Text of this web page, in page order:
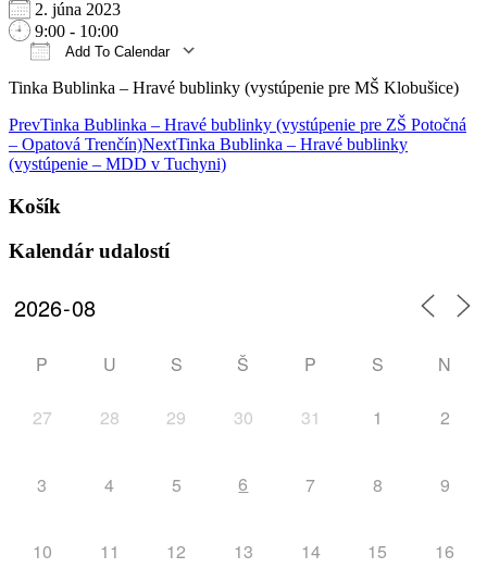
2. júna 2023
9:00 - 10:00
Add To Calendar
Download ICSGoogle Calendar
iCalendarOffice 365Outlook Live
Tinka Bublinka – Hravé bublinky (vystúpenie pre MŠ Klobušice)
Post
navigation
PrevTinka Bublinka – Hravé bublinky (vystúpenie pre ZŠ Potočná
– Opatová Trenčín)NextTinka Bublinka – Hravé bublinky
(vystúpenie – MDD v Tuchyni)
Košík
Kalendár udalostí
P U S Š P S N
27 28 29 30 31 1 2
3 4 5 6 7 8 9
10 11 12 13 14 15 16